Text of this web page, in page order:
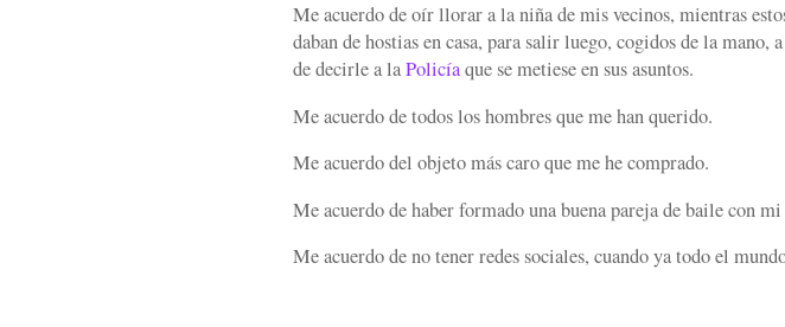
Me acuerdo de oír llorar a la niña de mis vecinos, mientras
daban de hostias en casa, para salir luego, cogidos de la mano,
de decirle a laPolicíaque se metiese en sus asuntos.
Me acuerdo de todos los hombres que me han querido.
Me acuerdo del objeto más caro que me he comprado.
Me acuerdo de haber formado una buena pareja de baile con
Me acuerdo de no tener redes sociales, cuando ya todo el